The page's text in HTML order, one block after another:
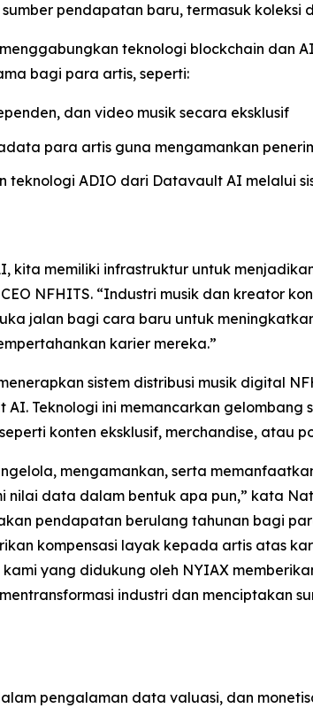
pendapatan baru, termasuk koleksi
teknologi blockchain dan
bagi para artis, seperti:
dan video musik secara eksklusif
para artis guna mengamankan
teknologi ADIO dari Datavault AI melalui
kita memiliki infrastruktur untuk
NFHITS. “Industri musik dan kreator
jalan bagi cara baru untuk
karier mereka.”
sistem distribusi musik digital
Teknologi ini memancarkan
konten eksklusif, merchandise, atau
mengamankan, serta
nilai data dalam bentuk apa pun,” kata
pendapatan berulang tahunan bagi
kompensasi layak kepada artis atas
yang didukung oleh NYIAX
industri dan menciptakan
pengalaman data valuasi, dan